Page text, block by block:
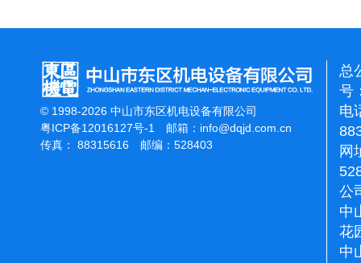
© 1998-2026 中山市东区机电设备有限公司
粤ICP备12016127号-1
邮箱： info@dqjd.com.cn
传真： 88315616 邮编：528403
总
号
电
网
公
中
花
中